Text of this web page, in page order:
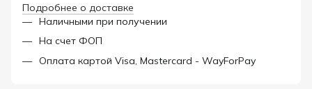
Подробнее о доставке
Наличными при получении
На счет ФОП
Оплата картой Visa, Mastercard - WayForPay